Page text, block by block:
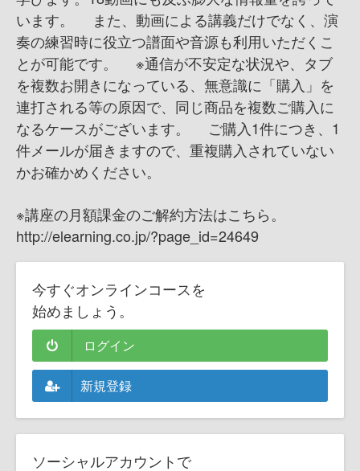
います。 また、動画による講義だけでなく、演
奏の練習時に役立つ譜面や音源も利用いただくこ
とが可能です。 ※通信が不安定な状況や、タブ
を複数お開きになっている、無意識に「購入」を
連打される等の原因で、同じ商品を複数ご購入に
なるケースがございます。 ご購入1件につき、1
件メールが届きますので、重複購入されていない
かお確かめください。
※講座の月額課金のご解約方法はこちら。
http://elearning.co.jp/?page_id=24649
今すぐオンラインコースを
始めましょう。
ログイン
新規登録
ソーシャルアカウントで